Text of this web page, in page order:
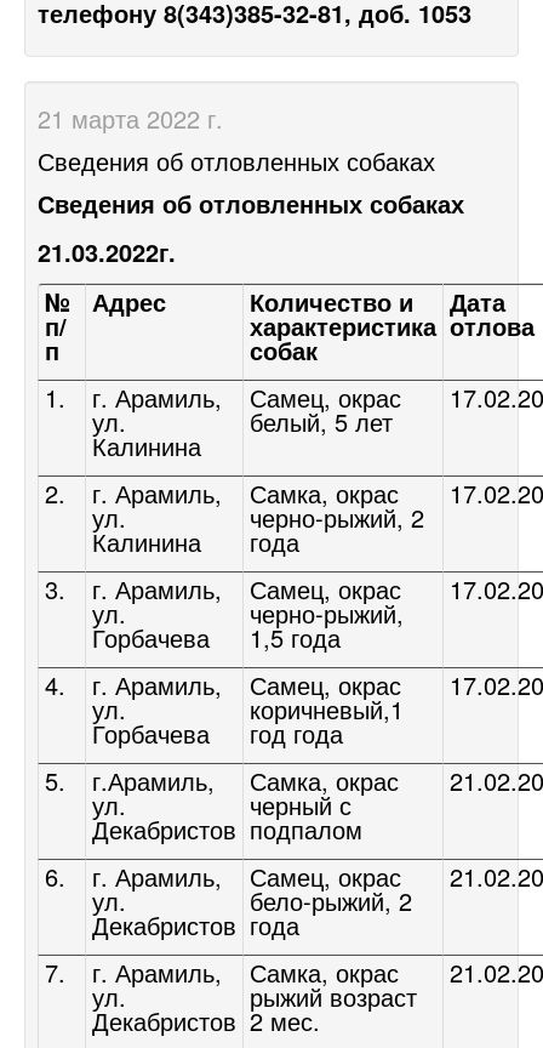
телефону 8(343)385-32-81, доб. 1053
21 марта 2022 г.
Сведения об отловленных собаках
Сведения об отловленных собаках
21.03.2022г.
№
п/
п
Адрес Количество и
характеристика
собак
Дата
отлова
1. г. Арамиль,
ул.
Калинина
Самец, окрас
белый, 5 лет
2. г. Арамиль,
ул.
Калинина
Самка, окрас
черно-рыжий, 2
года
3. г. Арамиль,
ул.
Горбачева
Самец, окрас
черно-рыжий,
1,5 года
4. г. Арамиль,
ул.
Горбачева
Самец, окрас
коричневый,1
год года
5. г.Арамиль,
ул.
Декабристов
Самка, окрас
черный с
подпалом
6. г. Арамиль,
ул.
Декабристов
Самец, окрас
бело-рыжий, 2
года
7. г. Арамиль,
ул.
Декабристов
Самка, окрас
рыжий возраст
2 мес.